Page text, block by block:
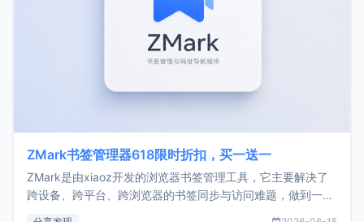
ZMark书签管理器618限时折扣，买一送一
ZMark是由xiaoz开发的浏览器书签管理工具，它主要解决了
跨设备、跨平台、跨浏览器的书签同步与访问难题，做到一处